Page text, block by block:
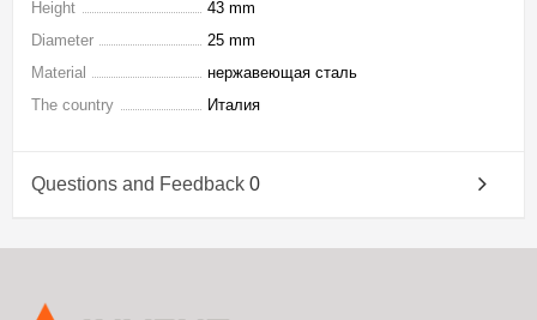
Height
43 mm
Diameter
25 mm
Material
нержавеющая сталь
The country
Италия
Questions and Feedback 0